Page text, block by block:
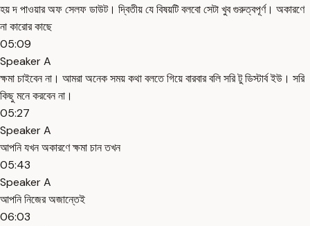
হয় দ পাওয়ার অফ সেলফ ডাউট। দ্বিতীয় যে বিষয়টি বলবো সেটা খুব গুরুত্বপূর্ণ। অকারণে
না কারোর কাছে
05:09
Speaker A
ক্ষমা চাইবেন না। আমরা অনেক সময় কথা বলতে গিয়ে বারবার বলি সরি টু ডিস্টার্ব ইউ। সরি
কিছু মনে করবেন না।
05:27
Speaker A
আপনি যখন অকারণে ক্ষমা চান তখন
05:43
Speaker A
আপনি নিজের অজান্তেই
06:03